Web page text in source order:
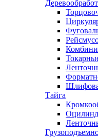
Тайга